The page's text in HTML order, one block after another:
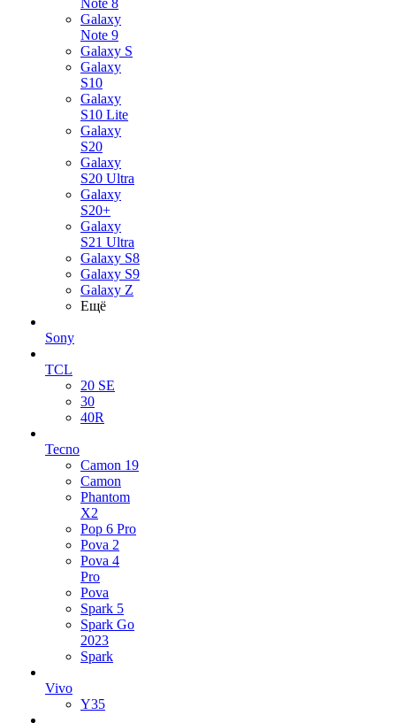
Note 8
Galaxy
Note 9
Galaxy S
Galaxy
S10
Galaxy
S10 Lite
Galaxy
S20
Galaxy
S20 Ultra
Galaxy
S20+
Galaxy
S21 Ultra
Galaxy S8
Galaxy S9
Galaxy Z
Ещё
Sony
TCL
20 SE
30
40R
Tecno
Camon 19
Camon
Phantom
X2
Pop 6 Pro
Pova 2
Pova 4
Pro
Pova
Spark 5
Spark Go
2023
Spark
Vivo
Y35